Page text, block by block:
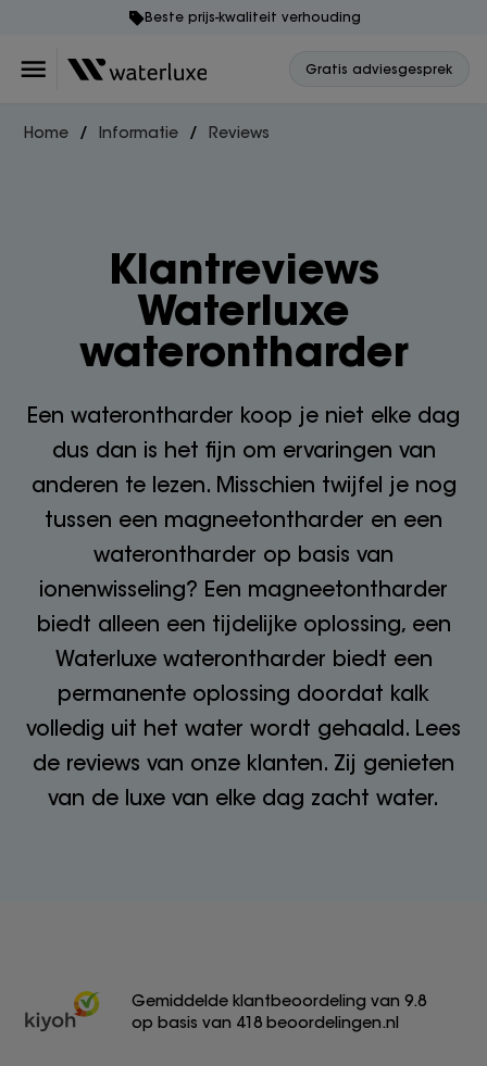
Beste prijs-kwaliteit verhouding
Gratis adviesgesprek
Home Informatie Reviews
Klantreviews
Waterluxe
waterontharder
Een waterontharder koop je niet elke dag
dus dan is het fijn om ervaringen van
anderen te lezen. Misschien twijfel je nog
tussen een magneetontharder en een
waterontharder op basis van
ionenwisseling? Een magneetontharder
biedt alleen een tijdelijke oplossing, een
Waterluxe waterontharder biedt een
permanente oplossing doordat kalk
volledig uit het water wordt gehaald. Lees
de reviews van onze klanten. Zij genieten
van de luxe van elke dag zacht water.
Gemiddelde klantbeoordeling van 9.8
op basis van 418 beoordelingen.nl